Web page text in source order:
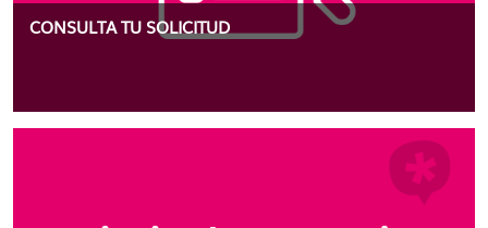
CONSULTA TU SOLICITUD